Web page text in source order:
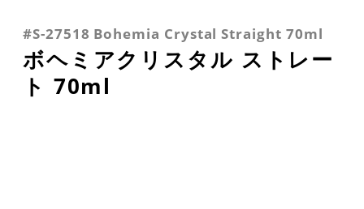
ボヘミアクリスタル
#S-27518 Bohemia Crystal Straight 70ml
ボヘミアクリスタル ストレー
ト 70ml